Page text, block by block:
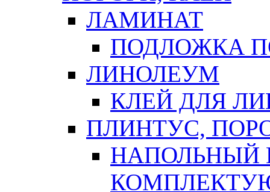
ЛАМИНАТ
ПОДЛОЖКА
ЛИНОЛЕУМ
КЛЕЙ ДЛЯ
ПЛИНТУС,
НАПОЛЬНЫЙ